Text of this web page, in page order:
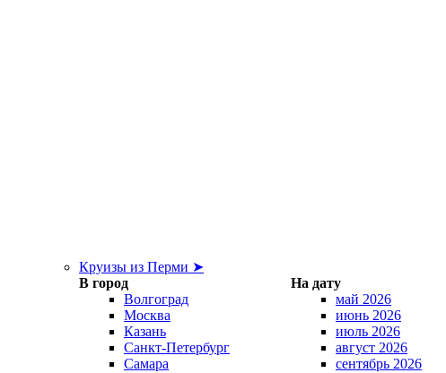
Круизы из Перми ➤
В город
На дату
Волгоград
Москва
Казань
Санкт-Петербург
Самара
май 2026
июнь 2026
июль 2026
август 2026
сентябрь 2026